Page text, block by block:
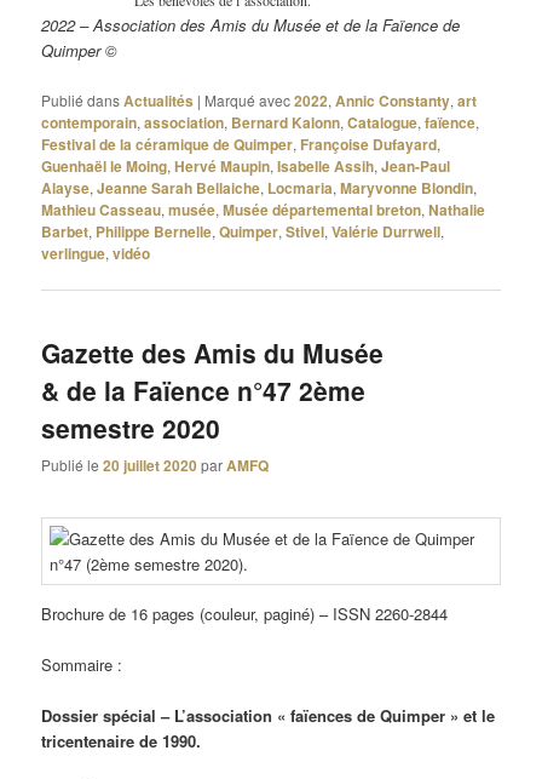
2022 – Association des Amis du Musée et de la Faïence de
Quimper ©
Publié dansActualités | Marqué avec2022,Annic Constanty,art
contemporain,association, Bernard Kalonn,Catalogue,faïence,
Festival de la céramique de Quimper, Françoise Dufayard,
Guenhaël le Moing,Hervé Maupin,Isabelle Assih,Jean-Paul
Alayse,Jeanne Sarah Bellaiche, Locmaria,Maryvonne Blondin,
Mathieu Casseau,musée,Musée départemental breton,Nathalie
Barbet, Philippe Bernelle,Quimper,Stivel,Valérie Durrwell,
verlingue,vidéo
Gazette des Amis du Musée
& de la Faïence n°47 2ème
semestre 2020
Publié le20 juillet 2020parAMFQ
Brochure de 16 pages (couleur, paginé) – ISSN 2260-2844
Sommaire :
Dossier spécial – L’association « faïences de Quimper » et le
tricentenaire de 1990.